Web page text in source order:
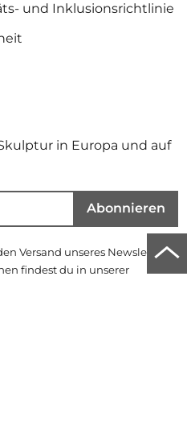
und Inklusionsrichtlinie
in Europa und auf
Abonnieren
Versand unseres Newsletters
findest du in unserer